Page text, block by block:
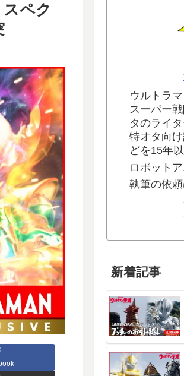
ペク
ウルトラ
スーパー
タのライタ
特オタ向
どを15年
ロボット
執筆の依頼
新着記事